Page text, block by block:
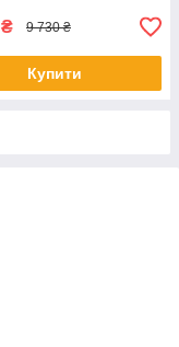
₴ 9 730 ₴
Купити